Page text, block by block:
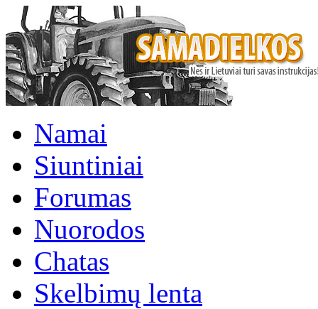
Namai
Siuntiniai
Forumas
Nuorodos
Chatas
Skelbimų lenta